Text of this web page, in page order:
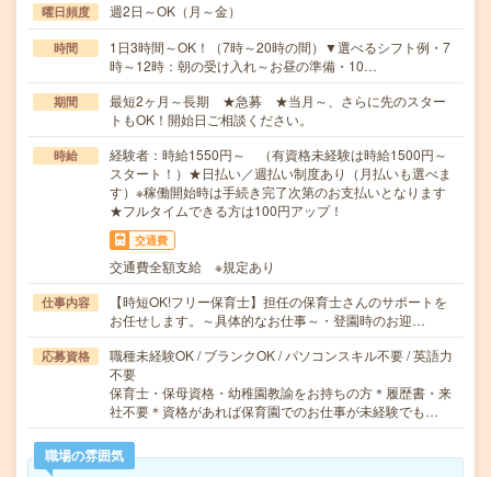
曜日頻度 週2日～OK（月～金）
時間
1日3時間～OK！（7時～20時の間）▼選べるシフト例・7
時～12時：朝の受け入れ～お昼の準備・10…
期間
最短2ヶ月～長期 ★急募 ★当月～、さらに先のスター
トもOK！開始日ご相談ください。
時給
経験者：時給1550円～ （有資格未経験は時給1500円～
スタート！）★日払い／週払い制度あり（月払いも選べま
す）※稼働開始時は手続き完了次第のお支払いとなります
★フルタイムできる方は100円アップ！
交通費
交通費全額支給 ※規定あり
仕事内容
【時短OK!フリー保育士】担任の保育士さんのサポートを
お任せします。～具体的なお仕事～・登園時のお迎…
応募資格
職種未経験OK / ブランクOK / パソコンスキル不要 / 英語力
不要
保育士・保母資格・幼稚園教諭をお持ちの方＊履歴書・来
社不要＊資格があれば保育園でのお仕事が未経験でも…
職場の雰囲気